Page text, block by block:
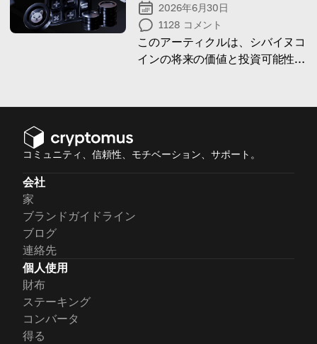
2026年6月30日
1128 コメント
このアーティクルは、シバイヌコ
インの将来の価値と投資可能性に
コミュニティ、信頼性、モチベーション、サポート。
会社
家
ブランドガイドライン
ブログ
連絡先
個人使用
財布
ステーキング
コンバータ
得る